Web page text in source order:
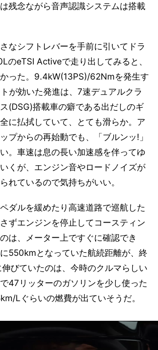
残念ながら音声認識システムは搭載
なシフトレバーを手前に引いてドラ
のeTSI Activeで走り出してみると、
った。9.4kW(13PS)/62Nmを発生す
が効いた発進は、7速デュアルクラ
(DSG)搭載車の癖である出だしのギ
に払拭していて、とても滑らか。ア
プからの再始動でも、「ブルンッ!」
。車速は息の長い加速感を伴ってゆ
くが、エンジン音やロードノイズが
れているので気持ちがいい。
ダルを緩めたり高速道路で巡航した
ずエンジンを停止してコースティン
は、メーター上ですぐに確認でき
550kmとなっていた航続距離が、終
びていたのは、今時のクルマらしい
47リッターのガソリンを少し使った
Lぐらいの燃費が出ていそうだ。